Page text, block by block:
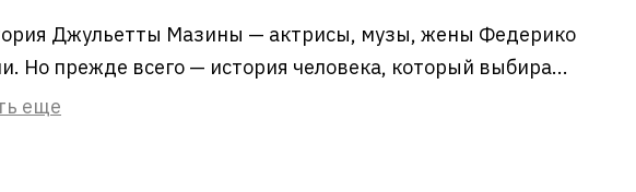
Джульетты Мазины — актрисы, музы, жены Федерико
Но прежде всего — история человека, который выбира...
еще